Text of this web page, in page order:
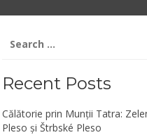
for:
Recent Posts
Călătorie prin Munții Tatra:
Pleso și Štrbské Pleso